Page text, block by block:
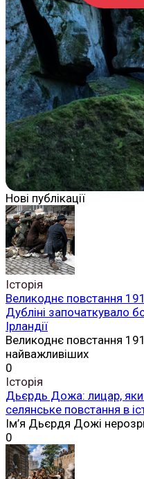
Нові публікації
Історія
Великоднє повстання
Дубліні започаткувало
Ірландії
Великоднє повстання
найважливіших
0
Історія
Дьєрдь Дожа: лицар,
селянське повстання в
Ім’я Дьєрдя Дожі
0